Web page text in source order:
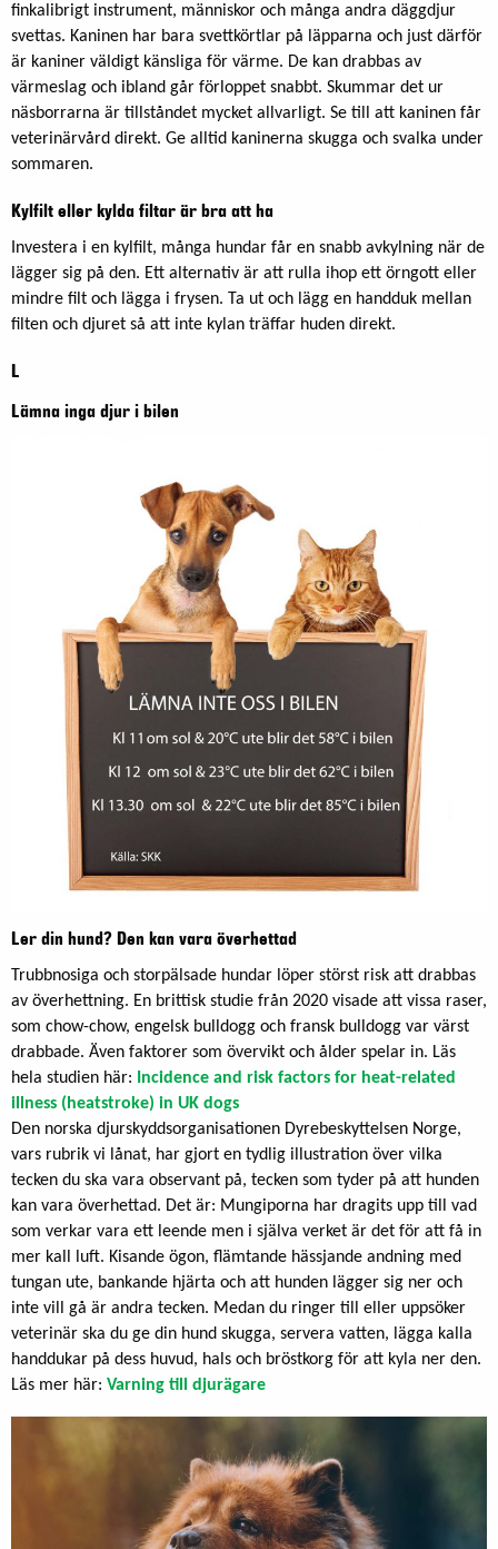
finkalibrigt instrument, människor och många andra däggdjur
svettas. Kaninen har bara svettkörtlar på läpparna och just därför
är kaniner väldigt känsliga för värme. De kan drabbas av
värmeslag och ibland går förloppet snabbt. Skummar det ur
näsborrarna är tillståndet mycket allvarligt. Se till att kaninen får
veterinärvård direkt. Ge alltid kaninerna skugga och svalka under
sommaren.
Kylfilt eller kylda filtar är bra att ha
Investera i en kylfilt, många hundar får en snabb avkylning när de
lägger sig på den. Ett alternativ är att rulla ihop ett örngott eller
mindre filt och lägga i frysen. Ta ut och lägg en handduk mellan
filten och djuret så att inte kylan träffar huden direkt.
L
Lämna inga djur i bilen
Ler din hund? Den kan vara överhettad
Trubbnosiga och storpälsade hundar löper störst risk att drabbas
av överhettning. En brittisk studie från 2020 visade att vissa raser,
som chow-chow, engelsk bulldogg och fransk bulldogg var värst
drabbade. Även faktorer som övervikt och ålder spelar in. Läs
hela studien här:
Incidence and risk factors for heat-related
illness (heatstroke) in UK dogs
Den norska djurskyddsorganisationen Dyrebeskyttelsen Norge,
vars rubrik vi lånat, har gjort en tydlig illustration över vilka
tecken du ska vara observant på, tecken som tyder på att hunden
kan vara överhettad. Det är: Mungiporna har dragits upp till vad
som verkar vara ett leende men i själva verket är det för att få in
mer kall luft. Kisande ögon, flämtande hässjande andning med
tungan ute, bankande hjärta och att hunden lägger sig ner och
inte vill gå är andra tecken. Medan du ringer till eller uppsöker
veterinär ska du ge din hund skugga, servera vatten, lägga kalla
handdukar på dess huvud, hals och bröstkorg för att kyla ner den.
Läs mer här: Varning till djurägare